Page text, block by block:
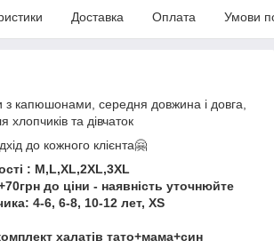
Доставка Оплата Умови
з капюшонами, середня довжина і довга,
хлопчиків та дівчаток
до кожного клієнта🤗
: M,L,XL,2XL,3XL
до ціни - наявність уточнюйте
4-6, 6-8, 10-12 лет, XS
халатів тато+мама+син